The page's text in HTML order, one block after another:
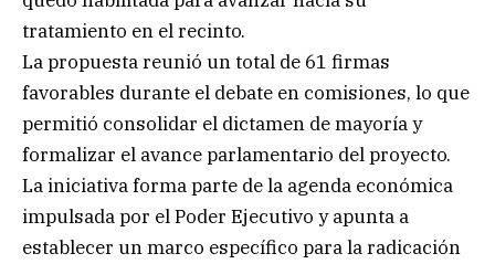
tratamiento en el recinto.
La propuesta reunió un total de 61 firmas
favorables durante el debate en comisiones, lo que
permitió consolidar el dictamen de mayoría y
formalizar el avance parlamentario del proyecto.
La iniciativa forma parte de la agenda económica
impulsada por el Poder Ejecutivo y apunta a
establecer un marco específico para la radicación